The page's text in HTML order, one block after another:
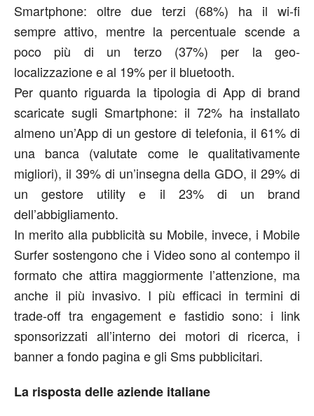
Smartphone: oltre due terzi (68%) ha il wi-fi
sempre attivo, mentre la percentuale scende a
poco più di un terzo (37%) per la geo-
localizzazione e al 19% per il bluetooth.
Per quanto riguarda la tipologia di App di brand
scaricate sugli Smartphone: il 72% ha installato
almeno un’App di un gestore di telefonia, il 61% di
una banca (valutate come le qualitativamente
migliori), il 39% di un’insegna della GDO, il 29% di
un gestore utility e il 23% di un brand
dell’abbigliamento.
In merito alla pubblicità su Mobile, invece, i Mobile
Surfer sostengono che i Video sono al contempo il
formato che attira maggiormente l’attenzione, ma
anche il più invasivo. I più efficaci in termini di
trade-off tra engagement e fastidio sono: i link
sponsorizzati all’interno dei motori di ricerca, i
banner a fondo pagina e gli Sms pubblicitari.
La risposta delle aziende italiane